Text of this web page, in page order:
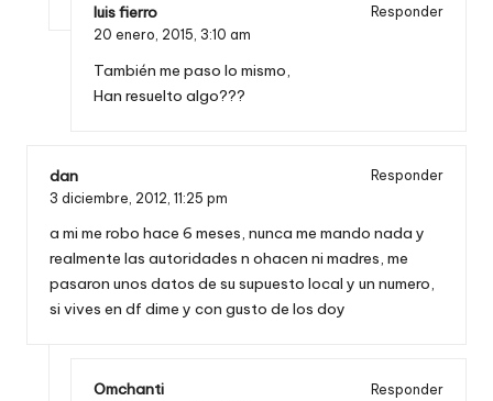
luis fierro
Responder
20 enero, 2015, 3:10 am
También me paso lo mismo,
Han resuelto algo???
dan
Responder
3 diciembre, 2012, 11:25 pm
a mi me robo hace 6 meses, nunca me mando nada y
realmente las autoridades n ohacen ni madres, me
pasaron unos datos de su supuesto local y un numero,
si vives en df dime y con gusto de los doy
Omchanti
Responder